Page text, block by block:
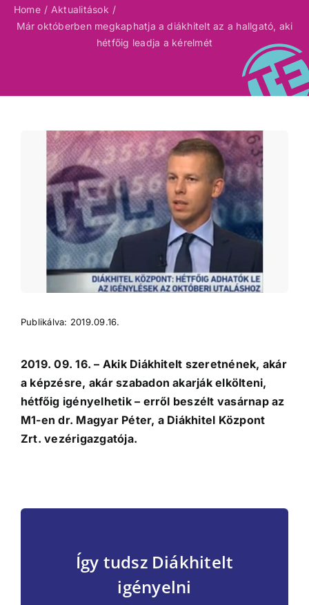
Home
Aktualitások
Már októberben megkaphatja a diákhitelt az a hallgató, aki
hétfőig leadja a kérelmét
Publikálva: 2019.09.16.
2019. 09. 16. – Akik Diákhitelt szeretnének, akár
a képzésre, akár szabadon akarják elkölteni,
hétfőig igényelhetik – erről beszélt vasárnap az
M1-en dr. Magyar Péter, a Diákhitel Központ
Zrt. vezérigazgatója.
Így tudsz Diákhitelt
igényelni